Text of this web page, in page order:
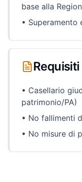
base alla
• Superamento
• Casellario
patrimonio/PA)
• No fallimenti
• No misure di